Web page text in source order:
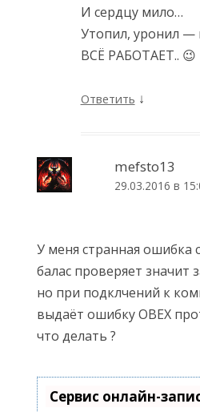
И сердцу мило…
Утопил, уронил —
ВСЁ РАБОТАЕТ.. 😉
Ответить ↓
mefsto13
29.03.2016 в
У меня странная ошибка
балас проверяет значит
но при подклчений к
выдаёт ошибку OBEX
что делать ?
Сервис онлайн-